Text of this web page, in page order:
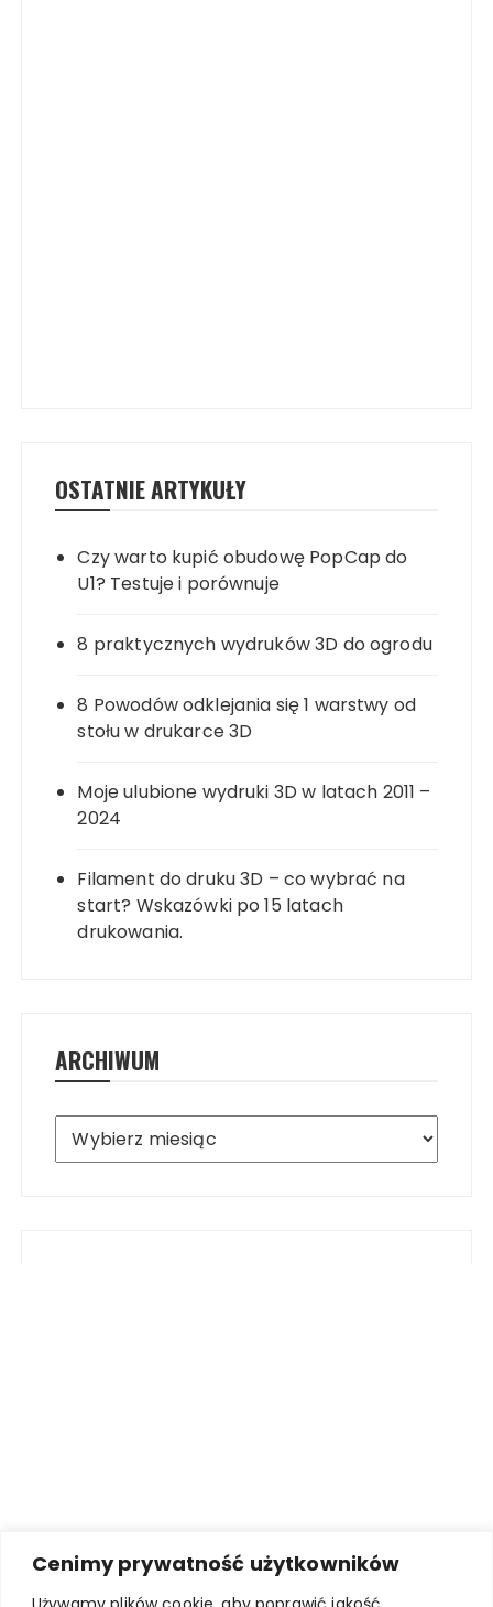
Cenimy prywatność użytkowników
OSTATNIE ARTYKUŁY
Czy warto kupić obudowę PopCap do
U1? Testuje i porównuje
8 praktycznych wydruków 3D do ogrodu
8 Powodów odklejania się 1 warstwy od
stołu w drukarce 3D
Moje ulubione wydruki 3D w latach 2011 –
2024
Filament do druku 3D – co wybrać na
start? Wskazówki po 15 latach
drukowania.
ARCHIWUM
Archiwum